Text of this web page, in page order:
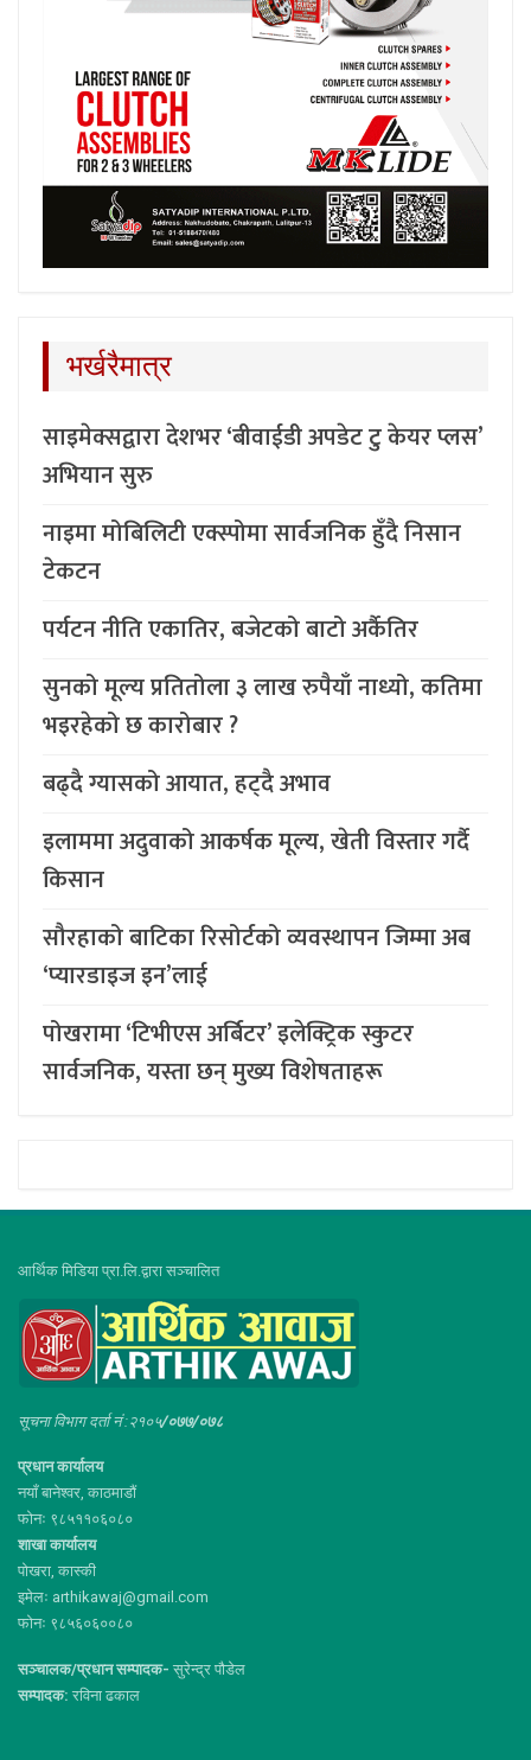
भर्खरैमात्र
साइमेक्सद्वारा देशभर ‘बीवाईडी अपडेट टु केयर प्लस’
अभियान सुरु
नाइमा मोबिलिटी एक्स्पोमा सार्वजनिक हुँदै निसान
टेकटन
पर्यटन नीति एकातिर, बजेटको बाटो अर्कैतिर
सुनको मूल्य प्रतितोला ३ लाख रुपैयाँ नाध्यो, कतिमा
भइरहेको छ कारोबार ?
बढ्दै ग्यासको आयात, हट्दै अभाव
इलाममा अदुवाको आकर्षक मूल्य, खेती विस्तार गर्दै
किसान
सौरहाको बाटिका रिसोर्टको व्यवस्थापन जिम्मा अब
‘प्यारडाइज इन’लाई
पोखरामा ‘टिभीएस अर्बिटर’ इलेक्ट्रिक स्कुटर
सार्वजनिक, यस्ता छन् मुख्य विशेषताहरू
आर्थिक मिडिया प्रा.लि.द्वारा सञ्चालित
सूचना विभाग दर्ता नं :२१०५/०७७/०७८
प्रधान कार्यालय
नयाँ बानेश्वर, काठमाडौं
फोनः ९८५११०६०८०
शाखा कार्यालय
पोखरा, कास्की
इमेलः arthikawaj@gmail.com
फोनः ९८५६०६००८०
सञ्चालक/प्रधान सम्पादक- सुरेन्द्र पौडेल
सम्पादक: रविना ढकाल